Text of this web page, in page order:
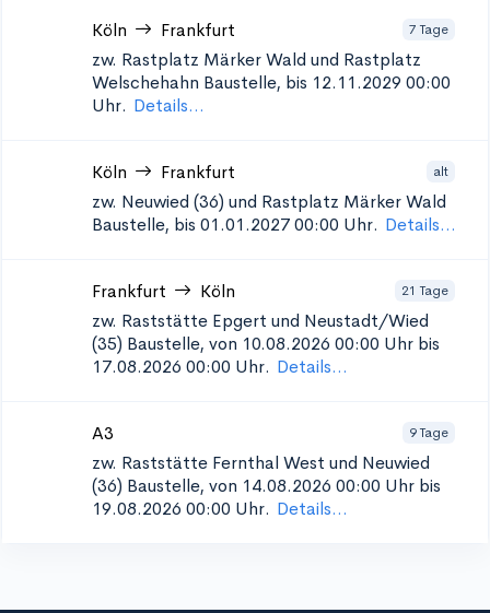
Köln Frankfurt 7 Tage
zw. Rastplatz Märker Wald und Rastplatz
Welschehahn Baustelle, bis 12.11.2029 00:00
Uhr. Details...
Köln Frankfurt alt
zw. Neuwied (36) und Rastplatz Märker Wald
Baustelle, bis 01.01.2027 00:00 Uhr. Details...
Frankfurt Köln 21 Tage
zw. Raststätte Epgert und Neustadt/Wied
(35) Baustelle, von 10.08.2026 00:00 Uhr bis
17.08.2026 00:00 Uhr. Details...
A3 9 Tage
zw. Raststätte Fernthal West und Neuwied
(36) Baustelle, von 14.08.2026 00:00 Uhr bis
19.08.2026 00:00 Uhr. Details...